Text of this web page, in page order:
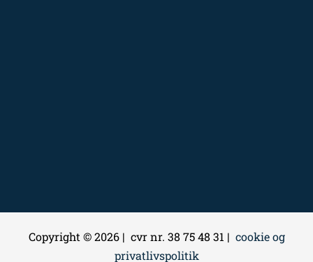
Copyright © 2026 | cvr nr. 38 75 48 31 | cookie og
privatlivspolitik